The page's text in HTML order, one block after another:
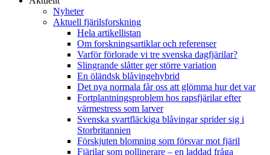
Nyheter
Aktuell fjärilsforskning
Hela artikellistan
Om forskningsartiklar och referenser
Varför förlorade vi tre svenska dagfjärilar?
Slingrande slåtter ger större variation
En öländsk blåvingehybrid
Det nya normala får oss att glömma hur det var
Fortplantningsproblem hos rapsfjärilar efter
värmestress som larver
Svenska svartfläckiga blåvingar sprider sig i
Storbritannien
Förskjuten blomning som försvar mot fjäril
Fjärilar som pollinerare – en laddad fråga